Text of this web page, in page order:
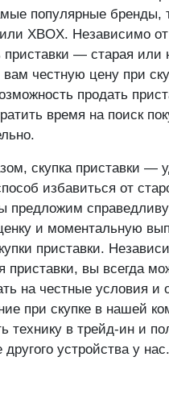
поколений и
популярные бренды,
XBOX. Независимо от
приставки — старая или
честную цену при
продать
время на поиск
скупка приставки —
избавиться от
предложим
и моментальную
приставки.
приставки, вы всегда
на честные условия и
при скупке в нашей
технику в трейд-ин и